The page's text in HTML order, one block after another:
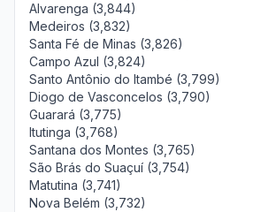
Alvarenga (3,844)
Medeiros (3,832)
Santa Fé de Minas (3,826)
Campo Azul (3,824)
Santo Antônio do Itambé (3,799)
Diogo de Vasconcelos (3,790)
Guarará (3,775)
Itutinga (3,768)
Santana dos Montes (3,765)
São Brás do Suaçuí (3,754)
Matutina (3,741)
Nova Belém (3,732)